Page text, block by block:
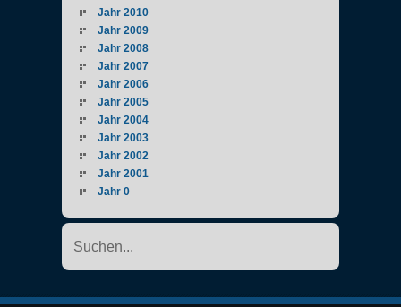
Jahr 2010
Jahr 2009
Jahr 2008
Jahr 2007
Jahr 2006
Jahr 2005
Jahr 2004
Jahr 2003
Jahr 2002
Jahr 2001
Jahr 0